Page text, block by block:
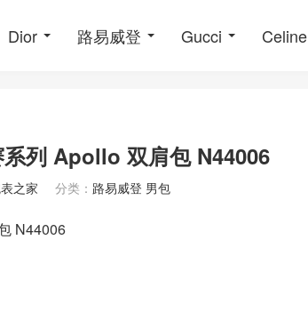
Dior 路易威登 Gucci Celine
列 Apollo 双肩包 N44006
之家 分类： 路易威登 男包
N44006